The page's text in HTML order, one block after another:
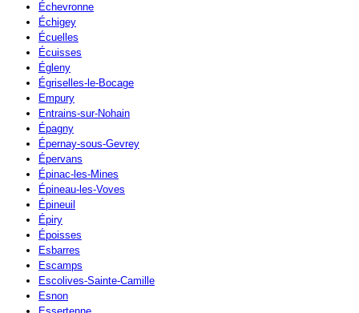
Échevronne
Échigey
Écuelles
Écuisses
Égleny
Égriselles-le-Bocage
Empury
Entrains-sur-Nohain
Épagny
Épernay-sous-Gevrey
Épervans
Épinac-les-Mines
Épineau-les-Voves
Épineuil
Épiry
Époisses
Esbarres
Escamps
Escolives-Sainte-Camille
Esnon